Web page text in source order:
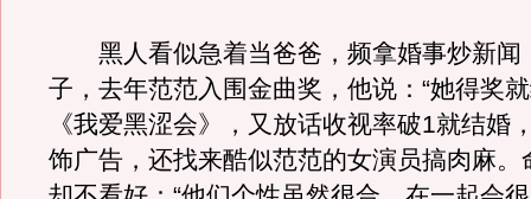
黑人看似急着当爸爸，频拿婚事炒新闻
子，去年范范入围金曲奖，他说：“她得奖
《我爱黑涩会》，又放话收视率破1就结婚
饰广告，还找来酷似范范的女演员搞肉麻。